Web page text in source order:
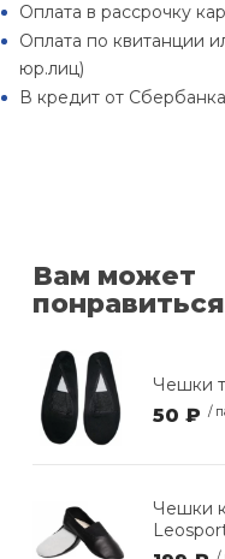
Оплата в рассрочку
Оплата по квитанции
юр.лиц)
В кредит от Сбербанка
Вам может
понравиться
Чешки
50 ₽ /
Чешки